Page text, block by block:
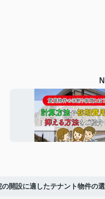
の開設に適したテナント物件の